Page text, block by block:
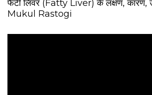
फैटी लिवर (Fatty Liver) के लक्षण, कारण,
Mukul Rastogi